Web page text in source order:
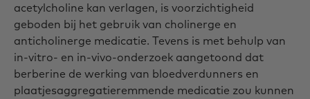
acetylcholine kan verlagen, is voorzichtigheid
geboden bij het gebruik van cholinerge en
anticholinerge medicatie. Tevens is met behulp van
in-vitro- en in-vivo-onderzoek aangetoond dat
berberine de werking van bloedverdunners en
plaatjesaggregatieremmende medicatie zou kunnen